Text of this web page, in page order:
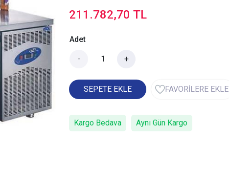
211.782,70 TL
Adet
- +
SEPETE EKLE FAVORİLERE EKLE
Kargo Bedava Aynı Gün Kargo